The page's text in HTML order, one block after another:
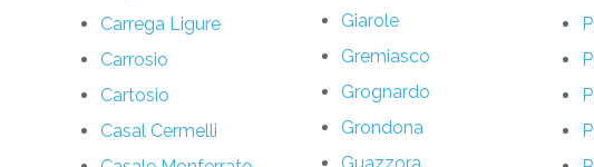
Carrega Ligure
Carrosio
Cartosio
Casal Cermelli
Giarole
Gremiasco
Grognardo
Grondona